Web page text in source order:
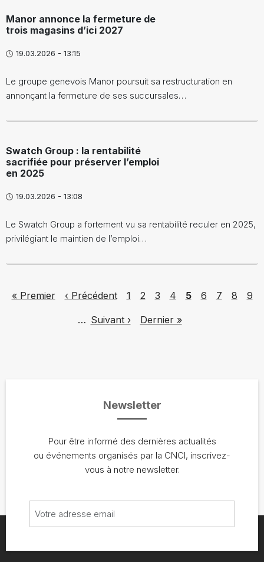
Manor annonce la fermeture de
trois magasins d’ici 2027
19.03.2026 - 13:15
Le groupe genevois Manor poursuit sa restructuration en
annonçant la fermeture de ses succursales…
Swatch Group : la rentabilité
sacrifiée pour préserver l’emploi
en 2025
19.03.2026 - 13:08
Le Swatch Group a fortement vu sa rentabilité reculer en 2025,
privilégiant le maintien de l’emploi…
First page
« Premier Previous page
‹ Précédent Page
1 Page
2 Page
3 Page
4 Page
5 Page
6 Page
7 Page
8 9
… Next page
Suivant › Last page
Dernier »
Newsletter
Pour être informé des dernières actualités
ou événements organisés par la CNCI, inscrivez-
vous à notre newsletter.